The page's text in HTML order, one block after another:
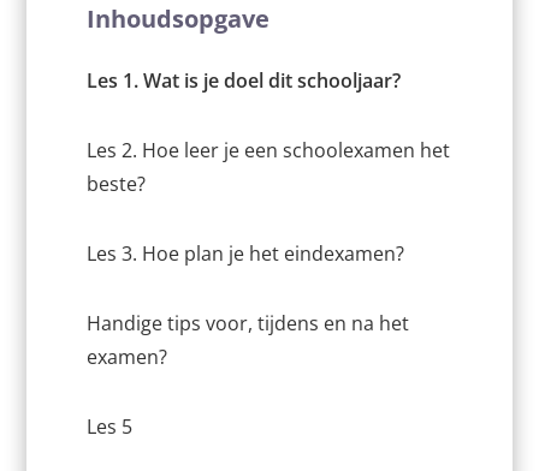
Inhoudsopgave
Les 1. Wat is je doel dit schooljaar?
Les 2. Hoe leer je een schoolexamen het
beste?
Les 3. Hoe plan je het eindexamen?
Handige tips voor, tijdens en na het
examen?
Les 5